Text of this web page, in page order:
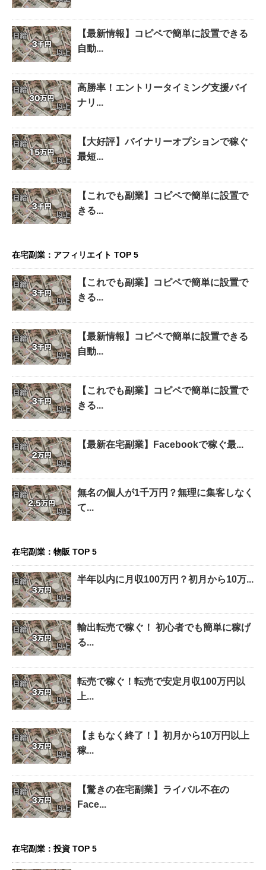
【最新情報】コピペで簡単に設置できる
自動...
高勝率！エントリータイミング支援バイ
ナリ...
【大好評】バイナリーオプションで稼ぐ
最短...
【これでも副業】コピペで簡単に設置で
きる...
在宅副業：アフィリエイト TOP 5
【これでも副業】コピペで簡単に設置で
きる...
【最新情報】コピペで簡単に設置できる
自動...
【これでも副業】コピペで簡単に設置で
きる...
【最新在宅副業】Facebookで稼ぐ最...
無名の個人が1千万円？無理に集客しなく
て...
在宅副業：物販 TOP 5
半年以内に月収100万円？初月から10万...
輸出転売で稼ぐ！ 初心者でも簡単に稼げ
る...
転売で稼ぐ！転売で安定月収100万円以
上...
【まもなく終了！】初月から10万円以上
稼...
【驚きの在宅副業】ライバル不在の
Face...
在宅副業：投資 TOP 5